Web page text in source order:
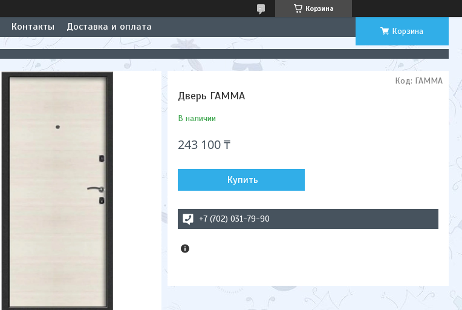
Корзина
Контакты Доставка и оплата Корзина
Дверь ГАММА
В наличии
Код: ГАММА
243 100 ₸
Купить
+7 (702) 031-79-90